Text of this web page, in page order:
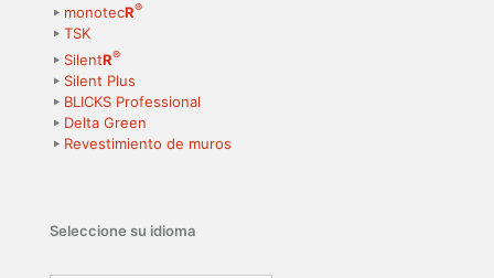
monotecR®
TSK
SilentR®
Silent Plus
BLICKS Professional
Delta Green
Revestimiento de muros
Seleccione su idioma